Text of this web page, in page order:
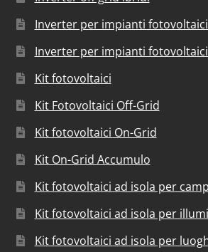
Inverter per impianti
Inverter per impianti
Kit fotovoltaici
Kit Fotovoltaici Off-Grid
Kit fotovoltaici On-Grid
Kit On-Grid Accumulo
Kit fotovoltaici ad isola per
Kit fotovoltaici ad isola per
Kit fotovoltaici ad isola per